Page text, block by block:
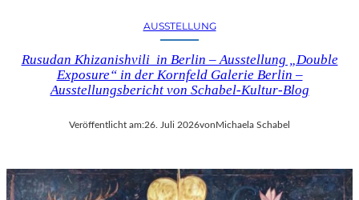
AUSSTELLUNG
Rusudan Khizanishvili in Berlin – Ausstellung „Double
Exposure“ in der Kornfeld Galerie Berlin –
Ausstellungsbericht von Schabel-Kultur-Blog
Veröffentlicht am:26. Juli 2026von Michaela Schabel